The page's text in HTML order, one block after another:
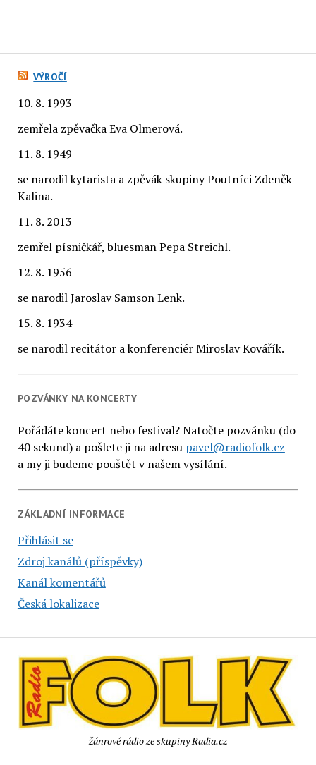
VÝROČÍ
10. 8. 1993
zemřela zpěvačka Eva Olmerová.
11. 8. 1949
se narodil kytarista a zpěvák skupiny Poutníci Zdeněk
Kalina.
11. 8. 2013
zemřel písničkář, bluesman Pepa Streichl.
12. 8. 1956
se narodil Jaroslav Samson Lenk.
15. 8. 1934
se narodil recitátor a konferenciér Miroslav Kovářík.
POZVÁNKY NA KONCERTY
Pořádáte koncert nebo festival? Natočte pozvánku (do
40 sekund) a pošlete ji na adresu pavel@radiofolk.cz –
a my ji budeme pouštět v našem vysílání.
ZÁKLADNÍ INFORMACE
Přihlásit se
Zdroj kanálů (příspěvky)
Kanál komentářů
Česká lokalizace
žánrové rádio ze skupiny Radia.cz